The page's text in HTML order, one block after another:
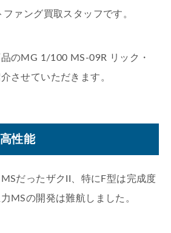
ァング買取スタッフです。
のMG 1/100 MS-09R リック・
させていただきます。
性能
だったザクII、特にF型は完成度
MSの開発は難航しました。